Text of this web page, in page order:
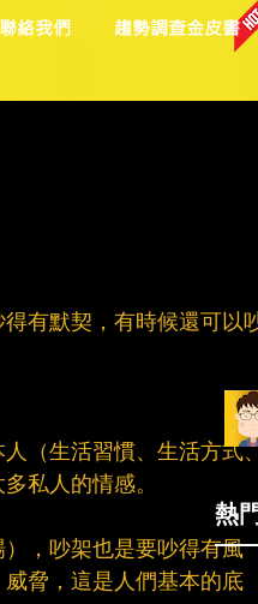
聯絡我們 趨勢調查金皮書
有默契，有時候還可以
（生活習慣、生活方式
私人的情感。
，吵架也是要吵得有風
脅，這是人們基本的底
熱